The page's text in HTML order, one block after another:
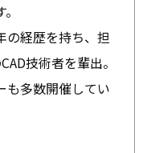
の経歴を持ち、担
技術者を輩出。
も多数開催してい